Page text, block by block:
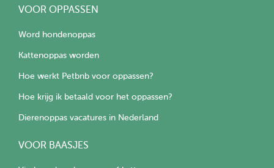
VOOR OPPASSEN
Word hondenoppas
Kattenoppas worden
Hoe werkt Petbnb voor oppassen?
Hoe krijg ik betaald voor het oppassen?
Dierenoppas vacatures in Nederland
VOOR BAASJES